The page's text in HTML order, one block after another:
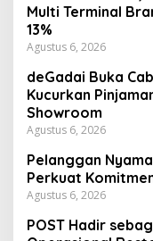
Multi Terminal
13%
Agustus 6, 2026
deGadai Buka
Kucurkan
Showroom
Agustus 6, 2026
Pelanggan
Perkuat
Agustus 6, 2026
POST Hadir